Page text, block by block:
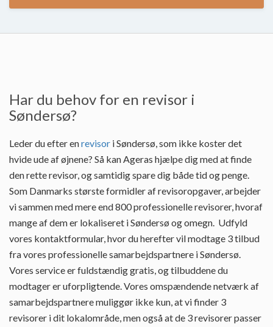
Har du behov for en revisor i
Søndersø?
Leder du efter enrevisor i Søndersø, som ikke koster det
hvide ude af øjnene? Så kan Ageras hjælpe dig med at finde
den rette revisor, og samtidig spare dig både tid og penge.
Som Danmarks største formidler af revisoropgaver, arbejder
vi sammen med mere end 800 professionelle revisorer, hvoraf
mange af dem er lokaliseret i Søndersø og omegn. Udfyld
vores kontaktformular, hvor du herefter vil modtage 3 tilbud
fra vores professionelle samarbejdspartnere i Søndersø.
Vores service er fuldstændig gratis, og tilbuddene du
modtager er uforpligtende. Vores omspændende netværk af
samarbejdspartnere muliggør ikke kun, at vi finder 3
revisorer i dit lokalområde, men også at de 3 revisorer passer